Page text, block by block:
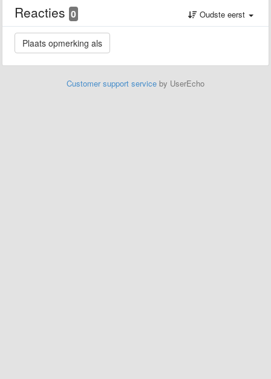
Reacties 0 Oudste eerst
Customer support service by UserEcho